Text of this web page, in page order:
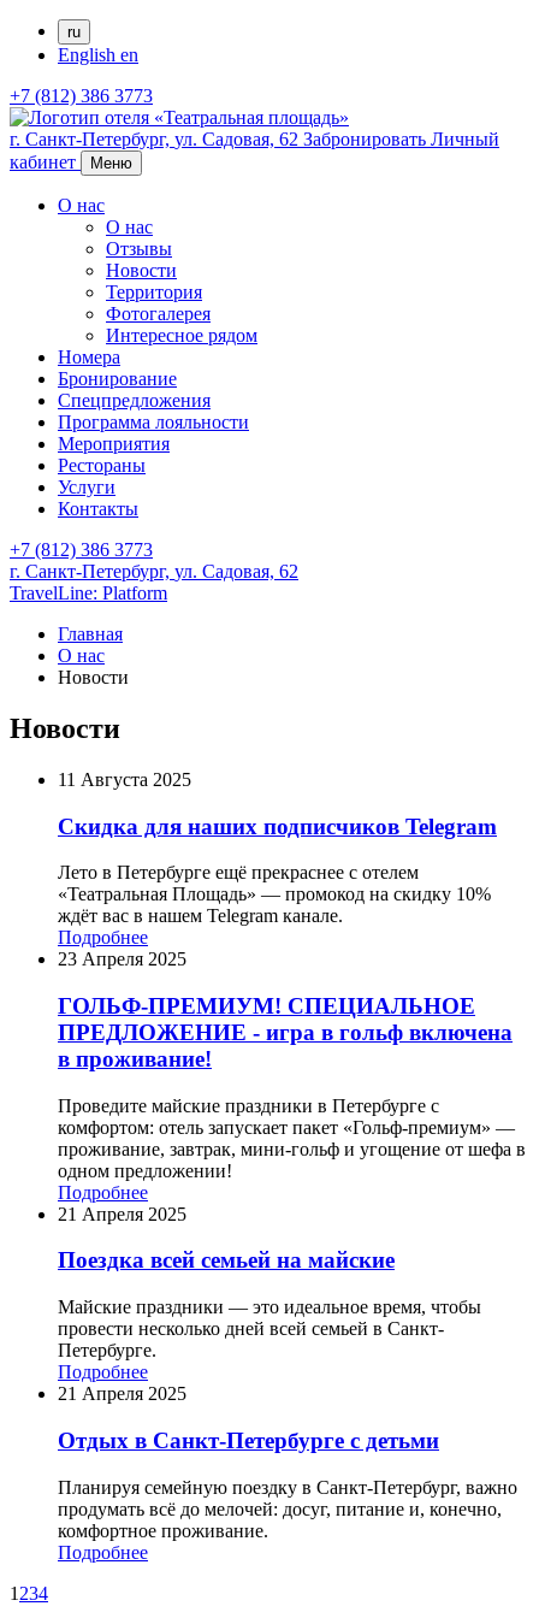
ru
English en
+7 (812) 386 3773
г. Санкт-Петербург, ул. Садовая, 62 Забронировать Личный
кабинет
Меню
О нас
О нас
Отзывы
Новости
Территория
Фотогалерея
Интересное рядом
Номера
Бронирование
Спецпредложения
Программа лояльности
Мероприятия
Рестораны
Услуги
Контакты
+7 (812) 386 3773
г. Санкт-Петербург, ул. Садовая, 62
TravelLine: Platform
Главная
О нас
Новости
Новости
11 Августа 2025
Cкидка для наших подписчиков Telegram
Лето в Петербурге ещё прекраснее с отелем
«Театральная Площадь» — промокод на скидку 10%
ждёт вас в нашем Telegram канале.
Подробнее
23 Апреля 2025
ГОЛЬФ-ПРЕМИУМ! СПЕЦИАЛЬНОЕ
ПРЕДЛОЖЕНИЕ - игра в гольф включена
в проживание!
Проведите майские праздники в Петербурге с
комфортом: отель запускает пакет «Гольф-премиум» —
проживание, завтрак, мини-гольф и угощение от шефа в
одном предложении!
Подробнее
21 Апреля 2025
Поездка всей семьей на майские
Майские праздники — это идеальное время, чтобы
провести несколько дней всей семьей в Санкт-
Петербурге.
Подробнее
21 Апреля 2025
Отдых в Санкт-Петербурге с детьми
Планируя семейную поездку в Санкт-Петербург, важно
продумать всё до мелочей: досуг, питание и, конечно,
комфортное проживание.
Подробнее
1 234